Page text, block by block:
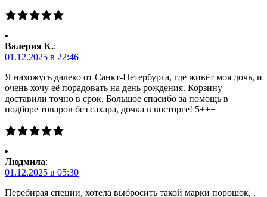
Валерия К.:
01.12.2025 в 22:46
Я нахожусь далеко от Санкт-Петербурга, где живёт моя дочь, и
очень хочу её порадовать на день рождения. Корзину
доставили точно в срок. Большое спасибо за помощь в
подборе товаров без сахара, дочка в восторге! 5+++
Людмила:
01.12.2025 в 05:30
Перебирая специи, хотела выбросить такой марки порошок, .